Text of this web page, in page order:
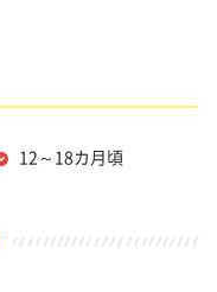
12～18カ月頃